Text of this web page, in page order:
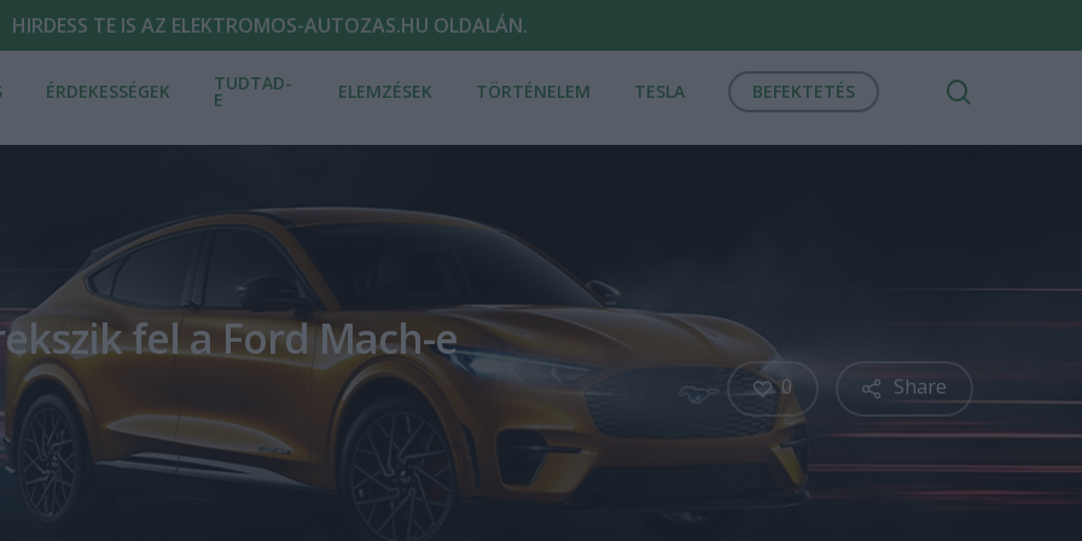
HIRDESS TE IS AZ ELEKTROMOS-AUTOZAS.HU OLDALÁN.
ÉRDEKESSÉGEK TUDTAD-
E ELEMZÉSEK TÖRTÉNELEM TESLA BEFEKTETÉS
fel a Ford Mach-e
Share
0